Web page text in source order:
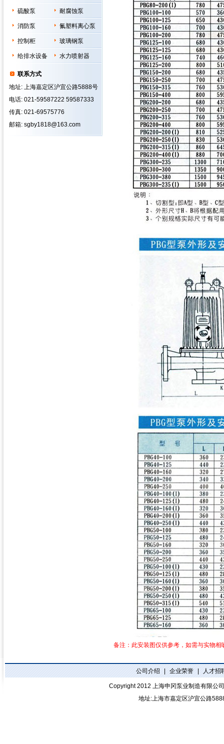
硫酸泵 耐腐蚀泵
消防泵 氟塑料离心泵
控制柜 玻璃钢泵
给排水设备 水力喷射器
联系方式
地址: 上海嘉定区沪宜公路5888号
电话: 021-59587222 59587333
传真: 021-69575776
邮箱: sgby1818@163.com
备注：此安装图仅供参考，如需与实物
公司介绍 企业荣誉 人才招
Copyright 2012 上海申冈泵业制造有限公司
地址:上海市嘉定区沪宜公路